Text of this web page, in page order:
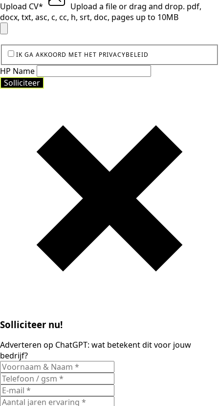
Upload CV* Upload a fileor drag and drop. pdf,
docx, txt, asc, c, cc, h, srt, doc, pages up to 10MB
IK GA AKKOORD MET HET PRIVACYBELEID
HP Name
Solliciteer
Solliciteer nu!
Adverteren op ChatGPT: wat betekent dit voor jouw
bedrijf?